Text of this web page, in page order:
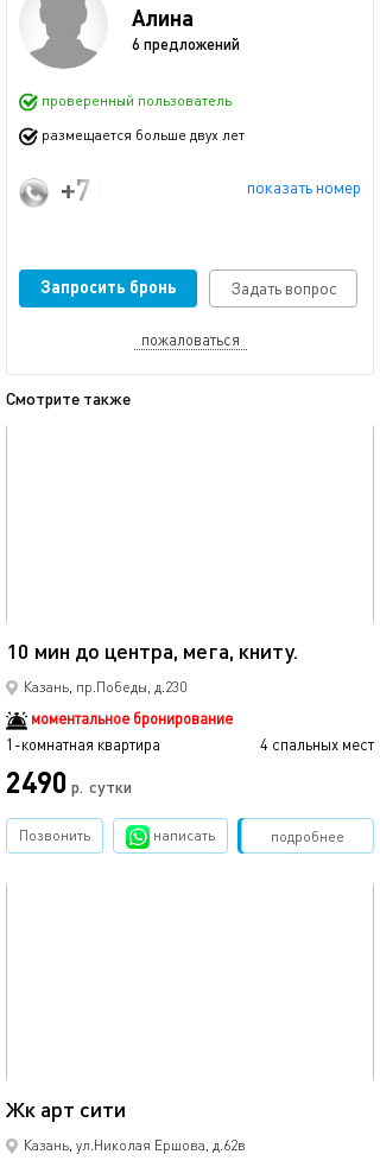
Алина
6 предложений
проверенный пользователь
размещается больше двух лет
показать номер
+7 (989) 953-22-84
Запросить бронь Задать вопрос
пожаловаться
Смотрите также
10 мин до центра, мега, книту.
Казань, пр.Победы, д.230
моментальное бронирование
1-комнатная квартира
4 спальных мест
2490 р. сутки
подробнее
Позвонить написать Забронировать
Жк арт сити
Казань, ул.Николая Ершова, д.62в